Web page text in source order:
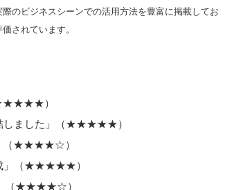
のビジネスシーンでの活用方法を豊富に掲載してお
されています。
★★★★★）
結しました」（★★★★★）
」（★★★★☆）
成」（★★★★★）
」（★★★★☆）